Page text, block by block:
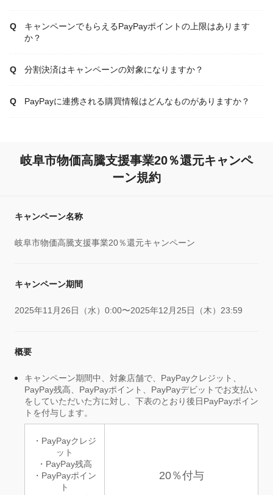
キャンペーンでもらえるPayPayポイントの上限はあります
か？
分割決済はキャンペーンの対象になりますか？
PayPayに連携される購買情報はどんなものがありますか？
岐阜市物価高騰支援事業20％還元キャンペ
ーン規約
キャンペーン名称
岐阜市物価高騰支援事業20％還元キャンペーン
キャンペーン期間
2025年11月26日（水）0:00〜2025年12月25日（木）23:59
概要
キャンペーン期間中、対象店舗で、PayPayクレジット、
PayPay残高、PayPayポイント、PayPayデビットでお支払い
をしていただいた方に対し、下表のとおり後日PayPayポイン
トを付与します。
・PayPayクレジ
ット
・PayPay残高
・PayPayポイン
ト
20％付与